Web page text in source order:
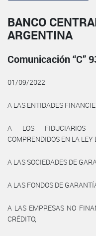
BANCO
ARGENTINA
Comunicación “C”
01/09/2022
A LAS ENTIDADES
A LOS FIDUCIARIOS
COMPRENDIDOS EN LA
A LAS SOCIEDADES DE
A LAS FONDOS DE
A LAS EMPRESAS NO
CRÉDITO,